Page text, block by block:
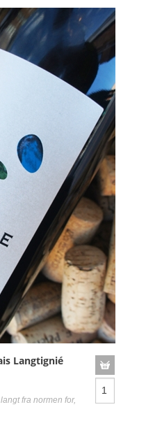
Langtignié
fra normen for,